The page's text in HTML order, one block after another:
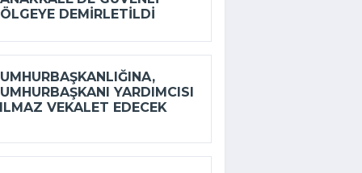
DEMIRLETILDI
YARDIMCISI
VEKALET EDECEK